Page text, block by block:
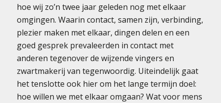
hoe wij zo’n twee jaar geleden nog met elkaar
omgingen. Waarin contact, samen zijn, verbinding,
plezier maken met elkaar, dingen delen en een
goed gesprek prevaleerden in contact met
anderen tegenover de wijzende vingers en
zwartmakerij van tegenwoordig. Uiteindelijk gaat
het tenslotte ook hier om het lange termijn doel:
hoe willen we met elkaar omgaan? Wat voor mens